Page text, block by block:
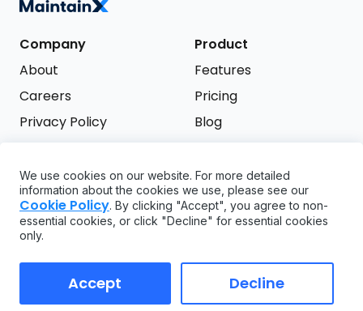
Copyright ©2026MaintainX. All rights reserved.
Company
About
Careers
Privacy Policy
Product
Features
Pricing
Blog
Support
FAQ
API
GDPR
Try it free
We use cookies on our website. For more detailed
information about the cookies we use, please see our
Cookie Policy. By clicking "Accept", you agree to non-
essential cookies, or click "Decline" for essential cookies
only.
Accept Decline